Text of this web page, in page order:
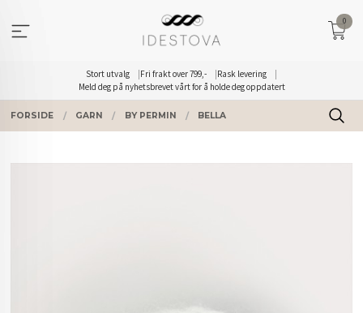
innholdet
Stort utvalg Fri frakt over 799,-
Rask levering
Meld deg på nyhetsbrevet vårt for å holde deg oppdatert
0
FORSIDE GARN BY PERMIN BELLA